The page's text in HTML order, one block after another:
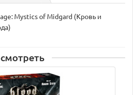
Mystics of Midgard (Кровь и